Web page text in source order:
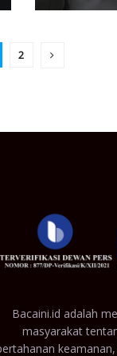
2
Bacaini.id adalah
masyarakat